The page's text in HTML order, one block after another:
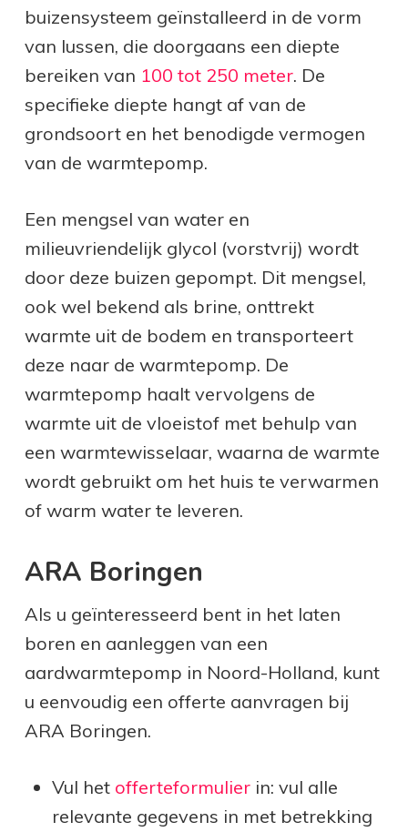
buizensysteem geïnstalleerd in de vorm
van lussen, die doorgaans een diepte
bereiken van 100 tot 250 meter. De
specifieke diepte hangt af van de
grondsoort en het benodigde vermogen
van de warmtepomp.
Een mengsel van water en
milieuvriendelijk glycol (vorstvrij) wordt
door deze buizen gepompt. Dit mengsel,
ook wel bekend als brine, onttrekt
warmte uit de bodem en transporteert
deze naar de warmtepomp. De
warmtepomp haalt vervolgens de
warmte uit de vloeistof met behulp van
een warmtewisselaar, waarna de warmte
wordt gebruikt om het huis te verwarmen
of warm water te leveren.
ARA Boringen
Als u geïnteresseerd bent in het laten
boren en aanleggen van een
aardwarmtepomp in Noord-Holland, kunt
u eenvoudig een offerte aanvragen bij
ARA Boringen.
Vul het offerteformulierin: vul alle
relevante gegevens in met betrekking